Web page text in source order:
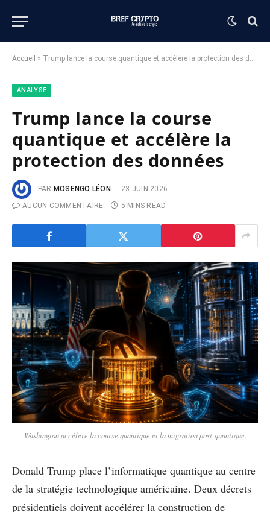
Accueil » Trump lance la course quantique et accélère la protection des données
ANALYSE
Trump lance la course
quantique et accélère la
protection des données
PAR MOSENGO LÉON
23 JUIN 2026
AUCUN COMMENTAIRE
5 MINS READ
Washington accélère la course quantique et la migration post-quantique.
Donald Trump place l’informatique quantique au centre
de la stratégie technologique américaine. Deux décrets
présidentiels doivent accélérer la construction de